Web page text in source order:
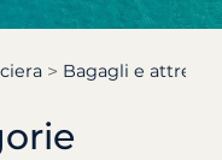
Bagagli e